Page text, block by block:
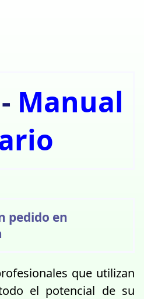
- Manual
pedido en
que utilizan
el potencial de su